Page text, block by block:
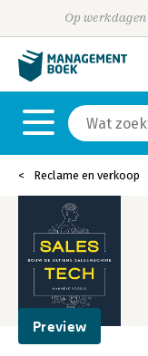
Op
Reclame en verkoop
Preview